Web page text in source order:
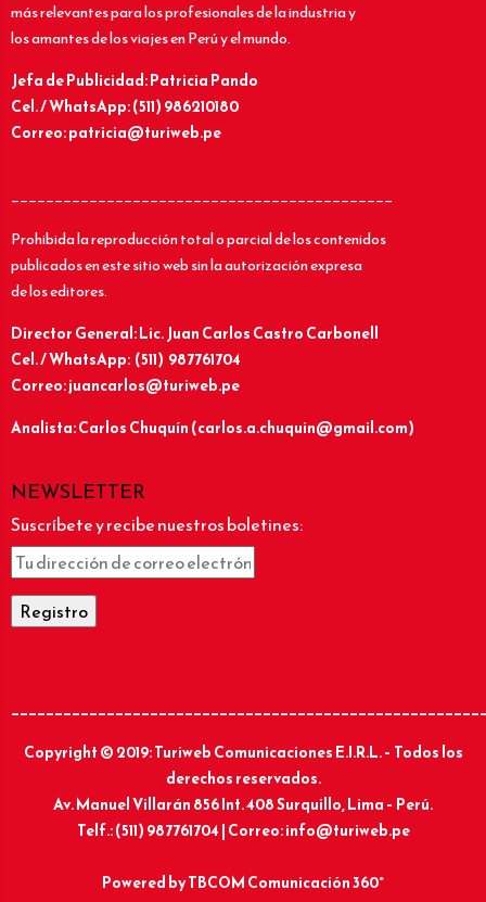
más relevantes para los profesionales de la industria y
los amantes de los viajes en Perú y el mundo.
Jefa de Publicidad: Patricia Pando
Cel. / WhatsApp: (511) 986210180
Correo: patricia@turiweb.pe
____________________________________________
Prohibida la reproducción total o parcial de los contenidos
publicados en este sitio web sin la autorización expresa
de los editores.
Director General: Lic.Juan Carlos Castro Carbonell
Cel. / WhatsApp: (511) 987761704
Correo: juancarlos@turiweb.pe
Analista: Carlos Chuquín (carlos.a.chuquin@gmail.com)
NEWSLETTER
Suscríbete y recibe nuestros boletines:
Copyright © 2019: Turiweb Comunicaciones E.I.R.L. – Todos los
derechos reservados.
Av. Manuel Villarán 856 Int. 408 Surquillo, Lima – Perú.
Telf.: (511) 987761704 | Correo: info@turiweb.pe
Powered byTBCOM Comunicación 360°